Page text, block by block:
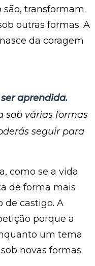
transformam.
outras formas. A
da coragem
aprendida.
sob várias formas
seguir para
como se a vida
de forma mais
de castigo. A
porque a
um tema
novas formas.